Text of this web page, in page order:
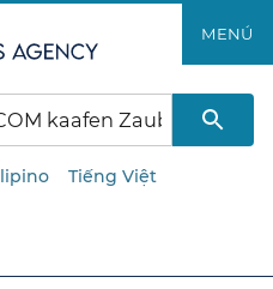
al
contenido
principal​​
MENÚ​​
Tiếng Việt